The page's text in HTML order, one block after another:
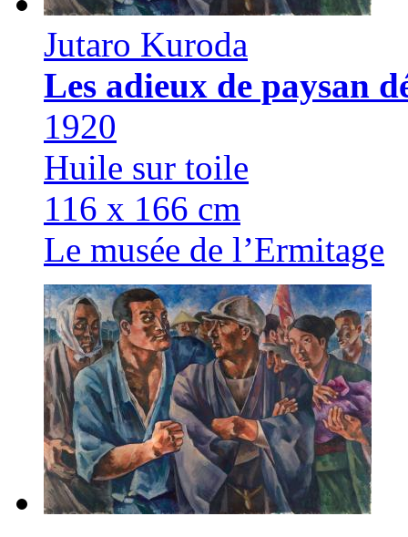
Jutaro Kuroda
Les adieux de paysan
1920
Huile sur toile
116 х 166 cm
Le musée de l’Ermitage